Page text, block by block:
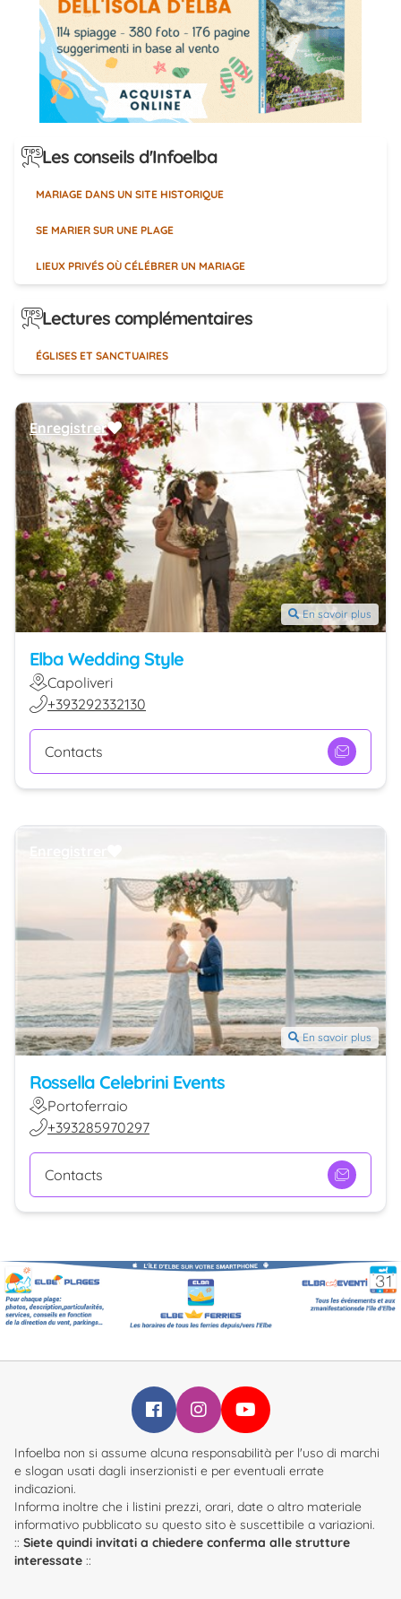
Les conseils d'Infoelba
MARIAGE DANS UN SITE HISTORIQUE
SE MARIER SUR UNE PLAGE
LIEUX PRIVÉS OÙ CÉLÉBRER UN MARIAGE
Lectures complémentaires
ÉGLISES ET SANCTUAIRES
En savoir plus
Elba Wedding Style
Capoliveri
+393292332130
Contacts
Enregistrer
En savoir plus
Rossella Celebrini Events
Portoferraio
+393285970297
Contacts
Infoelba su Facebook
Infoelba su Instagram
Infoelba su YouTube
Infoelba non si assume alcuna responsabilità per l'uso di marchi
e slogan usati dagli inserzionisti e per eventuali errate
indicazioni.
Informa inoltre che i listini prezzi, orari, date o altro materiale
informativo pubblicato su questo sito è suscettibile a variazioni.
:: Siete quindi invitati a chiedere conferma alle strutture
interessate ::